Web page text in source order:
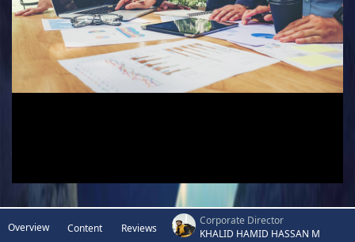
Overview Content Reviews
Corporate Director
KHALID HAMID HASSAN M